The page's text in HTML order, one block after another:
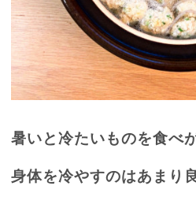
暑いと冷たいものを食べ
身体を冷やすのはあまり